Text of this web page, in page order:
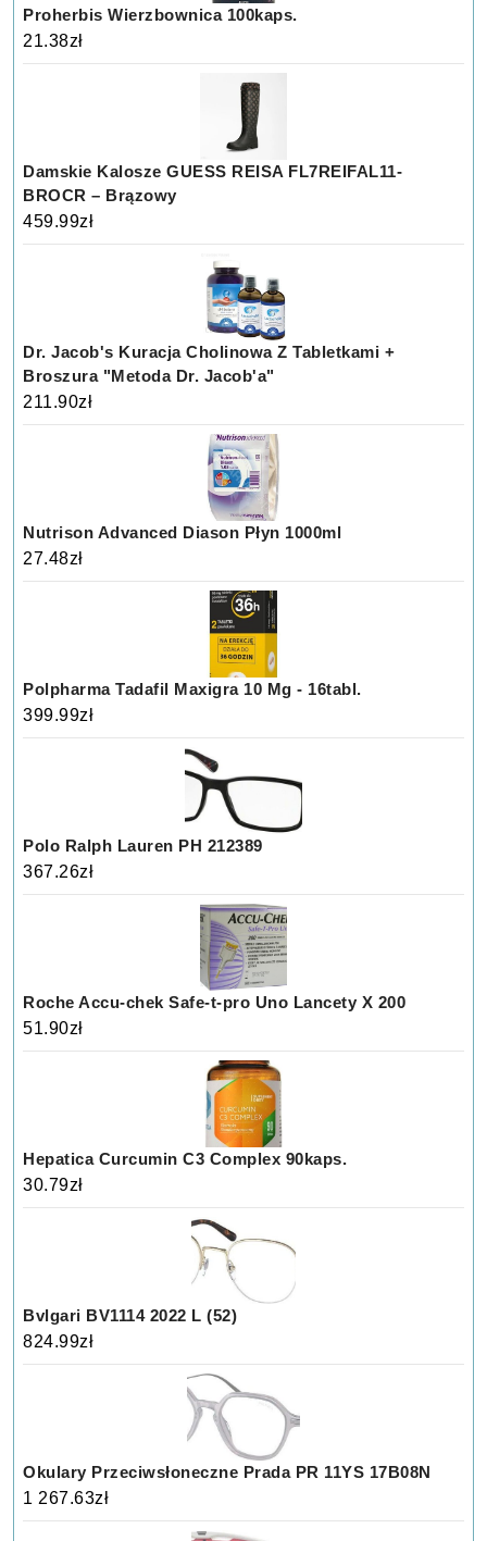
Proherbis Wierzbownica 100kaps.
21.38zł
Damskie Kalosze GUESS REISA FL7REIFAL11-
BROCR – Brązowy
459.99zł
Dr. Jacob's Kuracja Cholinowa Z Tabletkami +
Broszura "Metoda Dr. Jacob'a"
211.90zł
Nutrison Advanced Diason Płyn 1000ml
27.48zł
Polpharma Tadafil Maxigra 10 Mg - 16tabl.
399.99zł
Polo Ralph Lauren PH 212389
367.26zł
Roche Accu-chek Safe-t-pro Uno Lancety X 200
51.90zł
Hepatica Curcumin C3 Complex 90kaps.
30.79zł
Bvlgari BV1114 2022 L (52)
824.99zł
Okulary Przeciwsłoneczne Prada PR 11YS 17B08N
1 267.63zł